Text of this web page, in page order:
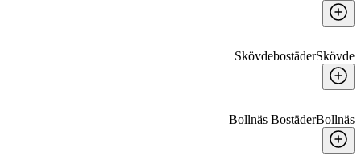
SkövdebostäderSkövde
Bollnäs BostäderBollnäs